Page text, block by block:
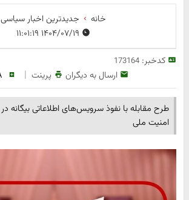
خانه
جدیدترین اخبار سیاسی
کدخبر:173164
ارسال به دیگران پرینت |
طرح مقابله با نفوذ سرویس‌های اطلاعاتی بیگانه
امنیت ملی